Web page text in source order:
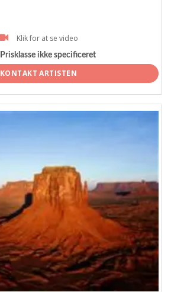
Klik for at se video
Prisklasse ikke specificeret
KONTAKT ARTISTEN